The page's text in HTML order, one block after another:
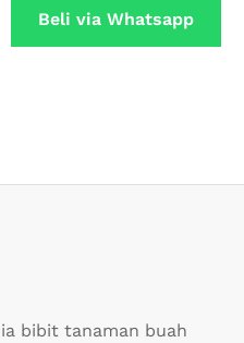
Beli via Whatsapp
bibit tanaman buah